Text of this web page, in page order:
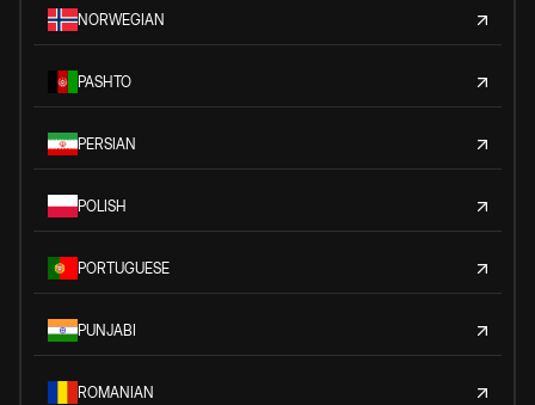
NORWEGIAN
PASHTO
PERSIAN
POLISH
PORTUGUESE
PUNJABI
ROMANIAN